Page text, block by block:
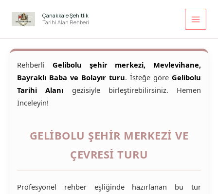
atla
Çanakkale Şehitlik
Tarihi Alan Rehberi
Rehberli Gelibolu şehir merkezi, Mevlevihane,
Bayraklı Baba ve Bolayır turu. İsteğe göre Gelibolu
Tarihi Alanı gezisiyle birleştirebilirsiniz. Hemen
İnceleyin!
GELIBOLU ŞEHIR MERKEZI VE
ÇEVRESI TURU
Profesyonel rehber eşliğinde hazırlanan bu tur